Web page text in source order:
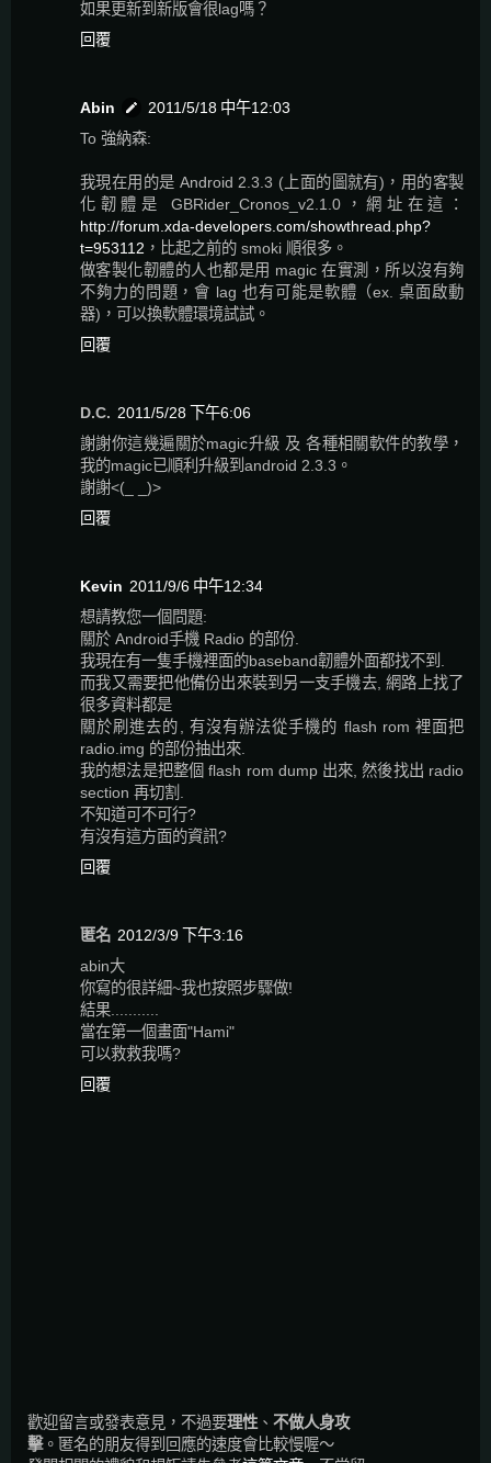
如果更新到新版會很lag嗎？
回覆
Abin
2011/5/18 中午12:03
To 強納森:
我現在用的是 Android 2.3.3 (上面的圖就有)，用的客製
化韌體是 GBRider_Cronos_v2.1.0，網址在這：
http://forum.xda-developers.com/showthread.php?
t=953112 ，比起之前的 smoki 順很多。
做客製化韌體的人也都是用 magic 在實測，所以沒有夠
不夠力的問題，會 lag 也有可能是軟體（ex. 桌面啟動
器)，可以換軟體環境試試。
回覆
D.C. 2011/5/28 下午6:06
謝謝你這幾遍關於magic升級 及 各種相關軟件的教學，
我的magic已順利升級到android 2.3.3。
謝謝<(_ _)>
回覆
Kevin 2011/9/6 中午12:34
想請教您一個問題:
關於 Android手機 Radio 的部份.
我現在有一隻手機裡面的baseband韌體外面都找不到.
而我又需要把他備份出來裝到另一支手機去, 網路上找了
很多資料都是
關於刷進去的, 有沒有辦法從手機的 flash rom 裡面把
radio.img 的部份抽出來.
我的想法是把整個 flash rom dump 出來, 然後找出 radio
section 再切割.
不知道可不可行?
有沒有這方面的資訊?
回覆
匿名 2012/3/9 下午3:16
abin大
你寫的很詳細~我也按照步驟做!
結果...........
當在第一個畫面"Hami"
可以救救我嗎?
回覆
歡迎留言或發表意見，不過要理性 、 不做人身攻
擊。匿名的朋友得到回應的速度會比較慢喔～